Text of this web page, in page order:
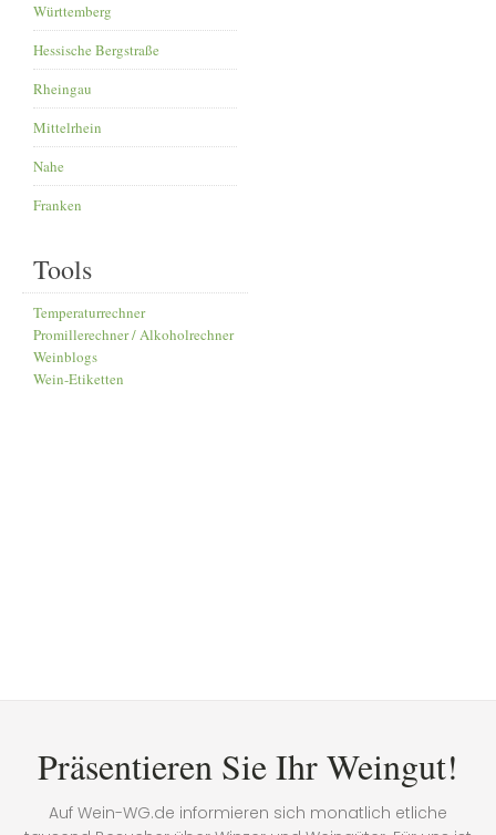
Württemberg
Hessische Bergstraße
Rheingau
Mittelrhein
Nahe
Franken
Tools
Temperaturrechner
Promillerechner / Alkoholrechner
Weinblogs
Wein-Etiketten
Präsentieren Sie Ihr Weingut!
Auf Wein-WG.de informieren sich monatlich etliche